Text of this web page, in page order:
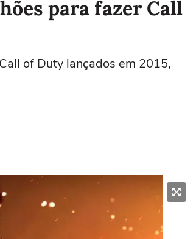
para fazer Call
of Duty lançados em 2015,